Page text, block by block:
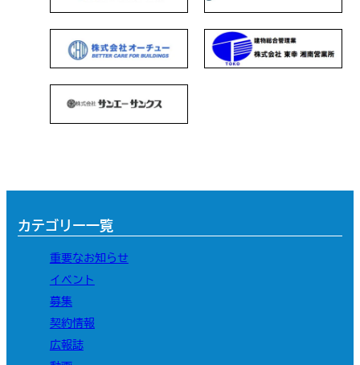
カテゴリー一覧
重要なお知らせ
イベント
募集
契約情報
広報誌